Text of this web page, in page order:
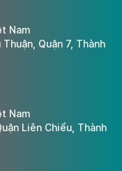
Nam
Quận 7, Thành
Nam
Liên Chiểu, Thành